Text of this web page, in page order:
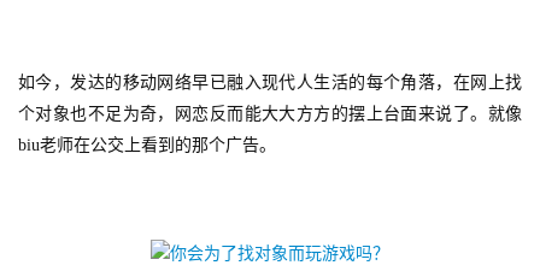
休
闲
游
戏
如今，发达的移动网络早已融入现代人生活的每个角落，在网上找
个对象也不足为奇，网恋反而能大大方方的摆上台面来说了。就像
biu老师在公交上看到的那个广告。